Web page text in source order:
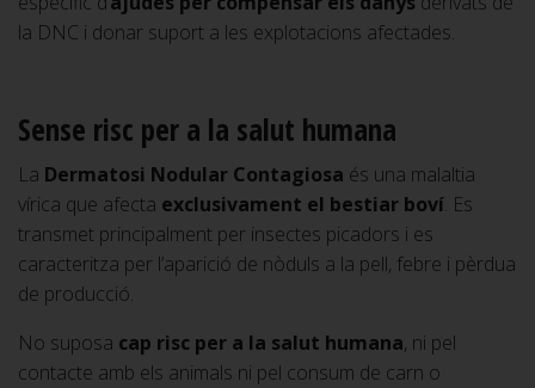
la DNC i donar suport a les explotacions afectades.
Sense risc per a la salut humana
La Dermatosi Nodular Contagiosa és una malaltia
vírica que afecta exclusivament el bestiar boví. Es
transmet principalment per insectes picadors i es
caracteritza per l’aparició de nòduls a la pell, febre i pèrdua
de producció.
No suposa cap risc per a la salut humana, ni pel
contacte amb els animals ni pel consum de carn o